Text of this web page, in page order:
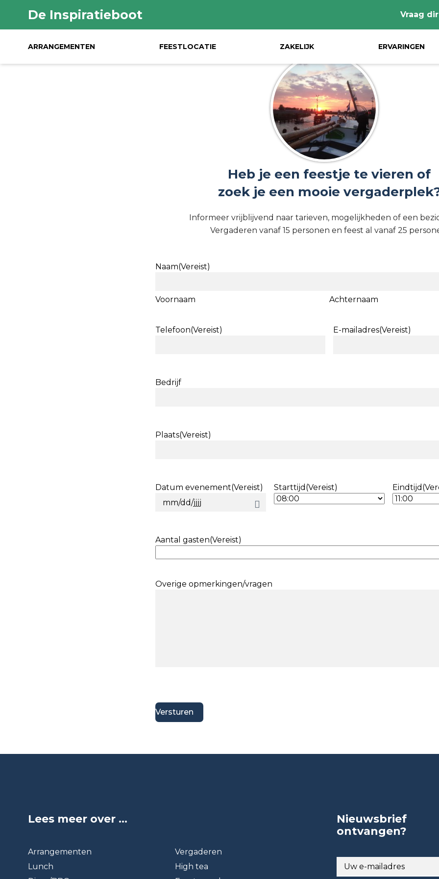
De Inspiratieboot Vraag
ARRANGEMENTEN FEESTLOCATIE ZAKELIJK ERVARINGEN
Heb je een feestje te vieren of
zoek je een mooie
Informeer vrijblijvend naar tarieven, mogelijkheden of een
Vergaderen vanaf 15 personen en feest al vanaf 25
Naam(Vereist)
Voornaam Achternaam
Telefoon(Vereist) E-mailadres(Vereist)
Bedrijf
Plaats(Vereist)
Datum evenement(Vereist)
MM
slash
Starttijd (Vereist) Eindtijd
Aantal gasten(Vereist)
Overige opmerkingen/vragen
Lees meer over ...
Arrangementen
Vergaderen
Lunch
High tea
Nieuwsbrief
ontvangen?